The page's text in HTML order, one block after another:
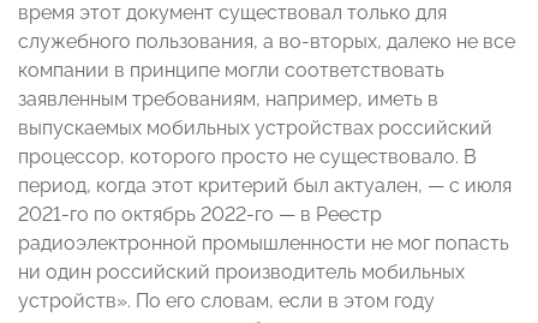
время этот документ существовал только для
служебного пользования, а во-вторых, далеко не все
компании в принципе могли соответствовать
заявленным требованиям, например, иметь в
выпускаемых мобильных устройствах российский
процессор, которого просто не существовало. В
период, когда этот критерий был актуален, — с июля
2021-го по октябрь 2022-го — в Реестр
радиоэлектронной промышленности не мог попасть
ни один российский производитель мобильных
устройств». По его словам, если в этом году